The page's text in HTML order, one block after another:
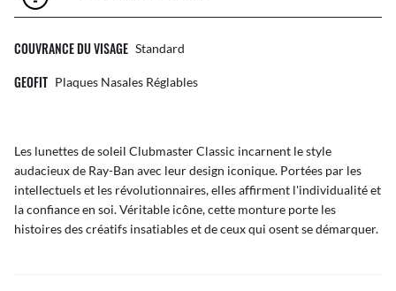
COUVRANCE DU VISAGE Standard
GEOFIT Plaques Nasales Réglables
Les lunettes de soleil Clubmaster Classic incarnent le style
audacieux de Ray-Ban avec leur design iconique. Portées par les
intellectuels et les révolutionnaires, elles affirment l'individualité et
la confiance en soi. Véritable icône, cette monture porte les
histoires des créatifs insatiables et de ceux qui osent se démarquer.